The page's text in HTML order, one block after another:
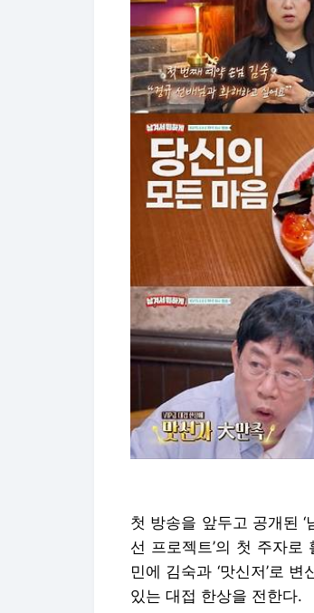
첫 방송을 앞두고 공개된
선 프로젝트’의 첫 주자로
민에 김숙과 ‘맛신저’로
있는 대접 한상을 전한다.